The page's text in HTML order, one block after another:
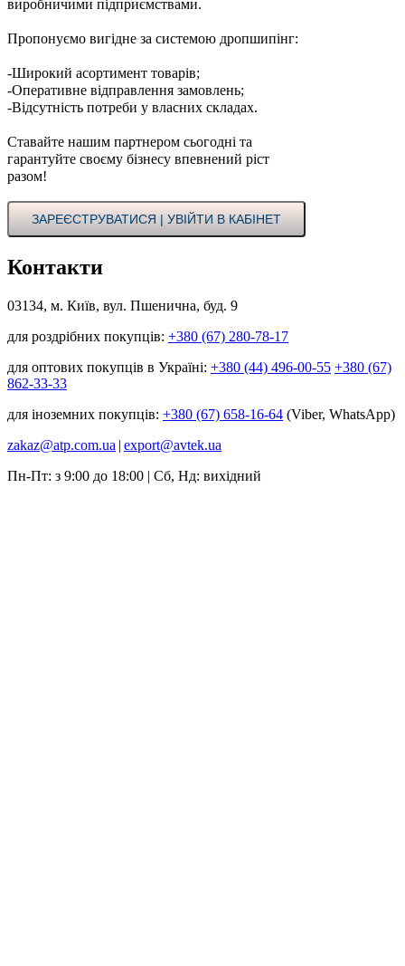
виробничими підприємствами.
Пропонуємо вигідне за системою дропшипінг:
-Широкий асортимент товарів;
-Оперативне відправлення замовлень;
-Відсутність потреби у власних складах.
Ставайте нашим партнером сьогодні та
гарантуйте своєму бізнесу впевнений ріст
разом!
ЗАРЕЄСТРУВАТИСЯ | УВІЙТИ В КАБІНЕТ
Контакти
03134, м. Київ, вул. Пшенична, буд. 9
для роздрібних покупців: +380 (67) 280-78-17
для оптових покупців в Україні: +380 (44) 496-00-55 +380 (67)
862-33-33
для іноземних покупців: +380 (67) 658-16-64 (Viber, WhatsApp)
zakaz@atp.com.ua | export@avtek.ua
Пн-Пт: з 9:00 до 18:00 | Сб, Нд: вихідний